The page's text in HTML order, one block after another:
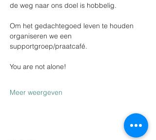
de weg naar ons doel is hobbelig.
Om het gedachtegoed leven te houden
organiseren we een
supportgroep/praatcafé.
You are not alone!
Meer weergeven